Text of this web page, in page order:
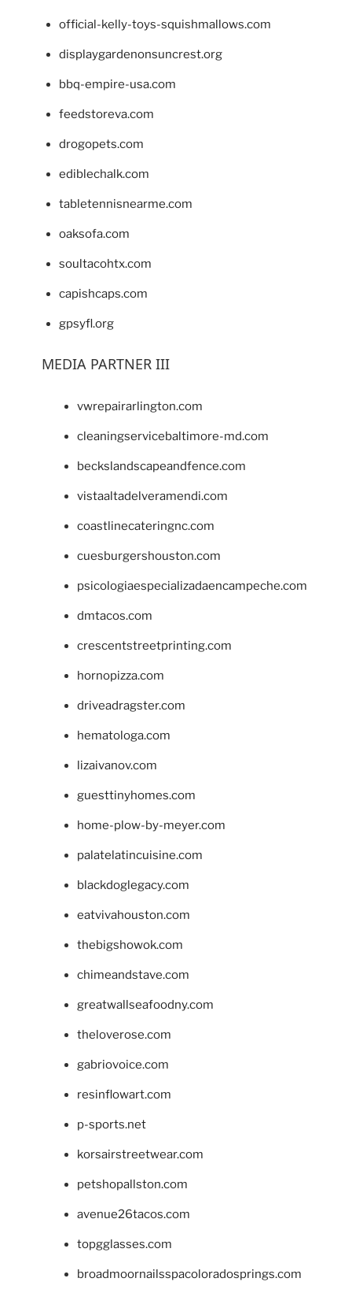
official-kelly-toys-squishmallows.com
displaygardenonsuncrest.org
bbq-empire-usa.com
feedstoreva.com
drogopets.com
ediblechalk.com
tabletennisnearme.com
oaksofa.com
soultacohtx.com
capishcaps.com
gpsyfl.org
MEDIA PARTNER III
vwrepairarlington.com
cleaningservicebaltimore-md.com
beckslandscapeandfence.com
vistaaltadelveramendi.com
coastlinecateringnc.com
cuesburgershouston.com
psicologiaespecializadaencampeche.com
dmtacos.com
crescentstreetprinting.com
hornopizza.com
driveadragster.com
hematologa.com
lizaivanov.com
guesttinyhomes.com
home-plow-by-meyer.com
palatelatincuisine.com
blackdoglegacy.com
eatvivahouston.com
thebigshowok.com
chimeandstave.com
greatwallseafoodny.com
theloverose.com
gabriovoice.com
resinflowart.com
p-sports.net
korsairstreetwear.com
petshopallston.com
avenue26tacos.com
topgglasses.com
broadmoornailsspacoloradosprings.com